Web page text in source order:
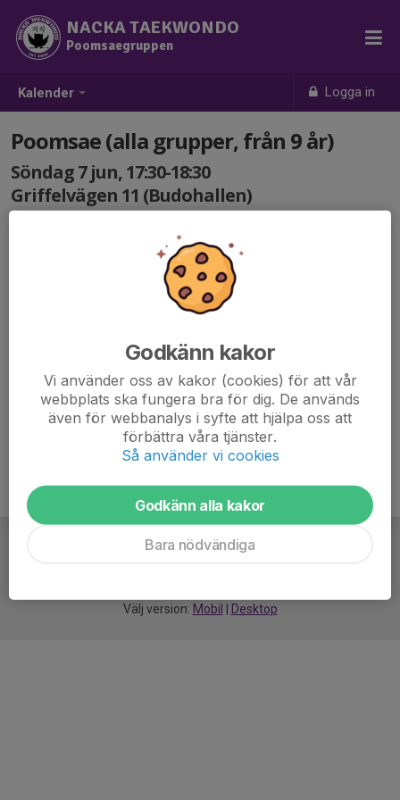
Kalender Logga in
NACKA TAEKWONDO
Poomsaegruppen
Poomsae (alla grupper, från 9 år)
Söndag 7 jun, 17:30-18:30
Griffelvägen 11 (Budohallen)
Välj version: Mobil Desktop
Godkänn kakor
Vi använder oss av kakor (cookies) för att vår
webbplats ska fungera bra för dig. De används
även för webbanalys i syfte att hjälpa oss att
förbättra våra tjänster.
Så använder vi cookies
Godkänn alla kakor
Bara nödvändiga